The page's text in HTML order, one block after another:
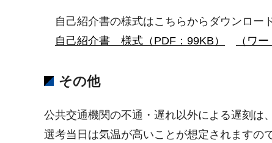
自己紹介書の様式はこちらからダウンロー
自己紹介書 様式（PDF：99KB）
（ワ
その他
公共交通機関の不通・遅れ以外による遅刻は
選考当日は気温が高いことが想定されますの